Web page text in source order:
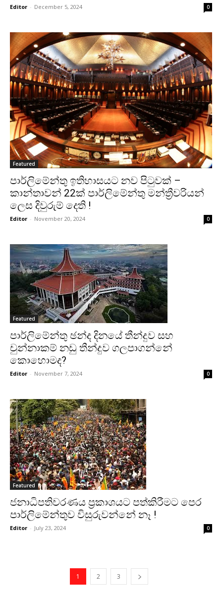
Editor - December 5, 2024 0
Featured
පාර්ලිමේන්තු ඉතිහාසයට නව පිටුවක් –
කාන්තාවන් 22ක් පාර්ලිමේන්තු මන්ත්‍රීවරියන්
ලෙස දිවුරුම් දෙති !
Editor - November 20, 2024 0
Featured
පාර්ලිමේන්තු ඡන්ද දිනයේ තීන්දුව සහ
චුන්නාකම් නඩු තීන්දුව ගලපාගන්නේ
කොහොමද?
Editor - November 7, 2024 0
Featured
ජනාධිපතිවරණය ප්‍රකාශයට පත්කිරීමට පෙර
පාර්ලිමේන්තුව විසුරුවන්නේ නෑ !
Editor - July 23, 2024 0
1 2 3